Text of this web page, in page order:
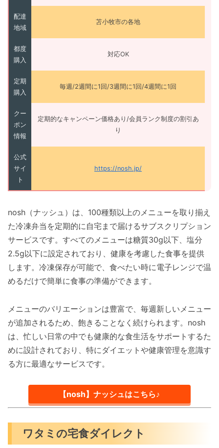
配達
地域
苫小牧市の各地
都度
購入
対応OK
定期
購入
毎週/2週間に1回/3週間に1回/4週間に1回
クー
ポン
情報
定期的なキャンペーン価格あり/会員ランク制度の割引あ
り
公式
サイ
ト
https://nosh.jp/
nosh（ナッシュ）は、100種類以上のメニューを取り揃え
た冷凍弁当を定期的に自宅まで届けるサブスクリプション
サービスです。すべてのメニューは糖質30g以下、塩分
2.5g以下に設定されており、健康を考慮した食事を提供
します。冷凍保存が可能で、食べたい時に電子レンジで温
めるだけで簡単に食事の準備ができます。
メニューのバリエーションは豊富で、毎週新しいメニュー
が追加されるため、飽きることなく続けられます。nosh
は、忙しい日常の中でも健康的な食生活をサポートするた
めに設計されており、特にダイエットや健康管理を意識す
る方に最適なサービスです。
【nosh】ナッシュはこちら♪
ワタミの宅食ダイレクト